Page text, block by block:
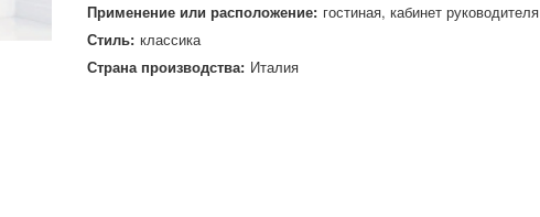
Применение или расположение: гостиная кабинет руководителя
Стиль: классика
Страна производства: Италия